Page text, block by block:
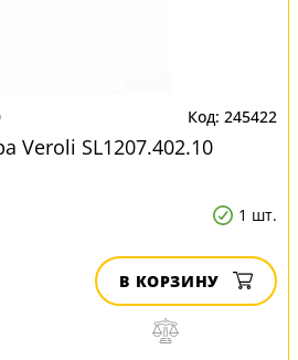
245422
Veroli SL1207.402.10
1 шт.
В КОРЗИНУ